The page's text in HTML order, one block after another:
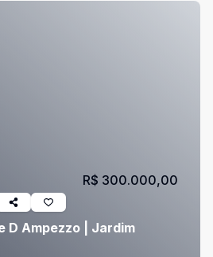
D Ampezzo | Jardim
R$ 300.000,00